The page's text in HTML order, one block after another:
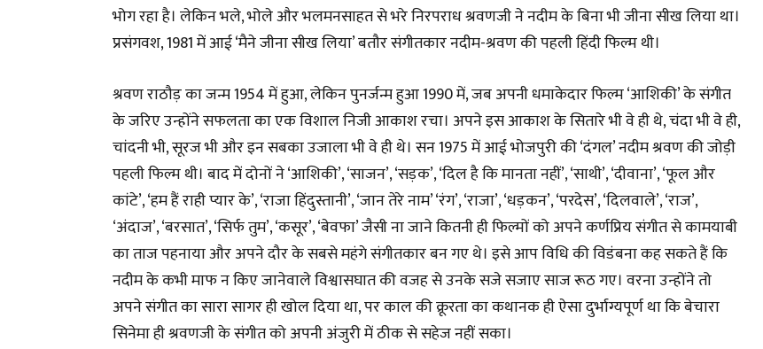
भोग रहा है। लेकिन भले, भोले और भलमनसाहत से भरे निरपराध श्रवणजी ने नदीम के बिना भी जीना सीख लिया था।
प्रसंगवश, 1981 में आई ‘मैने जीना सीख लिया’ बतौर संगीतकार नदीम-श्रवण की पहली हिंदी फिल्म थी।
श्रवण राठौड़ का जन्म 1954 में हुआ, लेकिन पुनर्जन्म हुआ 1990 में, जब अपनी धमाकेदार फिल्म ‘आशिकी’ के संगीत
के जरिए उन्होंने सफलता का एक विशाल निजी आकाश रचा। अपने इस आकाश के सितारे भी वे ही थे, चंदा भी वे ही,
चांदनी भी, सूरज भी और इन सबका उजाला भी वे ही थे। सन 1975 में आई भोजपुरी की ‘दंगल’ नदीम श्रवण की जोड़ी
पहली फिल्म थी। बाद में दोनों ने ‘आशिकी’, ‘साजन’, ‘सड़क’, ‘दिल है कि मानता नहीं’, ‘साथी’, ‘दीवाना’, ‘फूल और
कांटे’, ‘हम हैं राही प्यार के’, ‘राजा हिंदुस्तानी’, ‘जान तेरे नाम’ ‘रंग’, ‘राजा’, ‘धड़कन’, ‘परदेस’, ‘दिलवाले’, ‘राज’,
‘अंदाज’, ‘बरसात’, ‘सिर्फ तुम’, ‘कसूर’, ‘बेवफा’ जैसी ना जाने कितनी ही फिल्मों को अपने कर्णप्रिय संगीत से कामयाबी
का ताज पहनाया और अपने दौर के सबसे महंगे संगीतकार बन गए थे। इसे आप विधि की विडंबना कह सकते हैं कि
नदीम के कभी माफ न किए जानेवाले विश्वासघात की वजह से उनके सजे सजाए साज रूठ गए। वरना उन्होंने तो
अपने संगीत का सारा सागर ही खोल दिया था, पर काल की क्रूरता का कथानक ही ऐसा दुर्भाग्यपूर्ण था कि बेचारा
सिनेमा ही श्रवणजी के संगीत को अपनी अंजुरी में ठीक से सहेज नहीं सका।